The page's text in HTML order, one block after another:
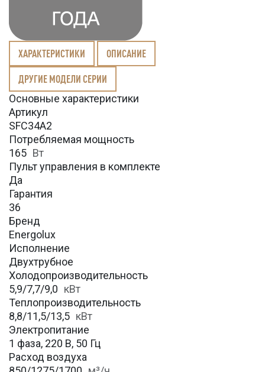
ХАРАКТЕРИСТИКИ ОПИСАНИЕ
ДРУГИЕ МОДЕЛИ СЕРИИ
Основные характеристики
Артикул
SFC34A2
Потребляемая мощность
165 Вт
Пульт управления в комплекте
Да
Гарантия
36
Бренд
Energolux
Исполнение
Двухтрубное
Холодопроизводительность
5,9/7,7/9,0 кВт
Теплопроизводительность
8,8/11,5/13,5 кВт
Электропитание
1 фаза, 220 В, 50 Гц
Расход воздуха